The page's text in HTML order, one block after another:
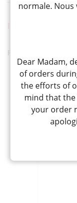
INDICATIONS DE
normale.
Dear Madam,
of orders
the efforts of
mind that
your order